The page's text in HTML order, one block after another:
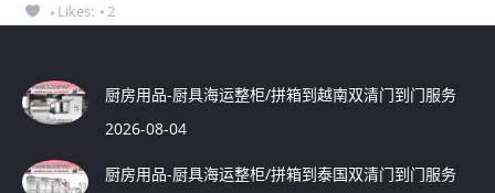
Likes: 2
厨房用品-厨具海运整柜/拼箱到越南双清门到门服务
2026-08-04
厨房用品-厨具海运整柜/拼箱到泰国双清门到门服务